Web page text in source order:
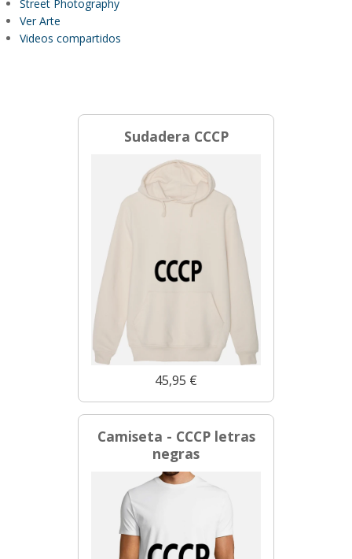
Street Photography
Ver Arte
Videos compartidos
Sudadera CCCP
45,95 €
Camiseta - CCCP letras
negras